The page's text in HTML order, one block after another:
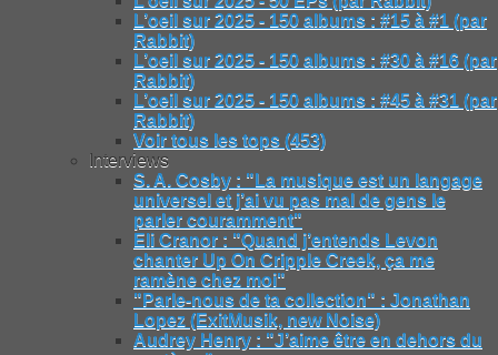
L’oeil sur 2025 - 150 albums : #15 à #1 (par
Rabbit)
L’oeil sur 2025 - 150 albums : #30 à #16 (par
Rabbit)
L’oeil sur 2025 - 150 albums : #45 à #31 (par
Rabbit)
Voir tous les tops (453)
Interviews
S. A. Cosby : "La musique est un langage
universel et j’ai vu pas mal de gens le
parler couramment"
Eli Cranor : "Quand j’entends Levon
chanter Up On Cripple Creek, ça me
ramène chez moi"
"Parle-nous de ta collection" : Jonathan
Lopez (ExitMusik, new Noise)
Audrey Henry : "J’aime être en dehors du